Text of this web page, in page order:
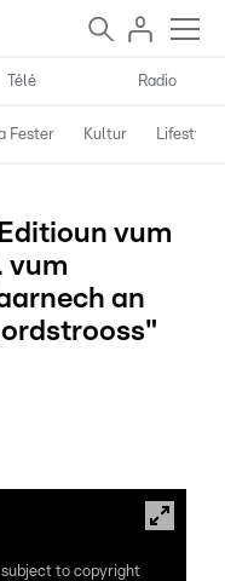
Télé Radio
Fester Kultur Lifestyle
vum
vum
an
subject to copyright